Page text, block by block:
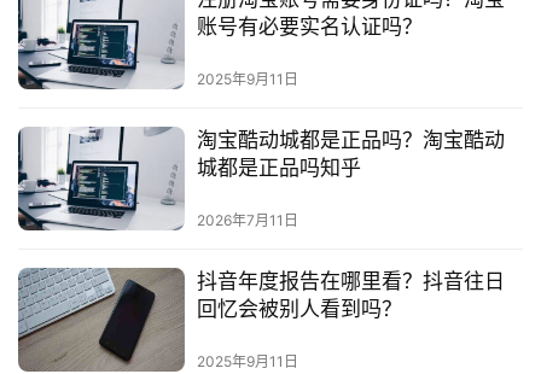
账号有必要实名认证吗？
2025年9月11日
淘宝酷动城都是正品吗？淘宝酷动
城都是正品吗知乎
2026年7月11日
抖音年度报告在哪里看？抖音往日
回忆会被别人看到吗？
2025年9月11日